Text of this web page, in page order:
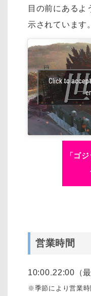
目の前にあるよ
示されています。
Click to
「ゴ
営業時間
10:00₋22:00（
※季節により営業